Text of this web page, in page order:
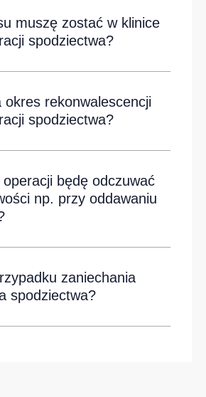
muszę zostać w klinice
spodziectwa?
okres rekonwalescencji
spodziectwa?
operacji będę odczuwać
np. przy oddawaniu
zaniechania
spodziectwa?